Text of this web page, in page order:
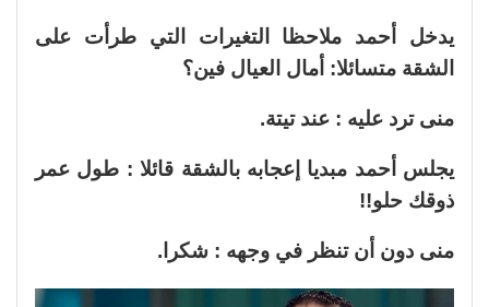
يدخل أحمد ملاحظا التغيرات التي طرأت على
الشقة متسائلا: أمال العيال فين؟
منى ترد عليه : عند تيتة.
يجلس أحمد مبديا إعجابه بالشقة قائلا : طول عمر
ذوقك حلو!!
منى دون أن تنظر في وجهه : شكرا.